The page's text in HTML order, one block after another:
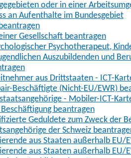
oder in einer
an Aufenthalte im Bundesgebiet
Gesellschaft beantragen
Psychotherapeut,
Auszubildenden und
aus Drittstaaten - ICT-
Beschäftigte (Nicht-EU/EWR)
- Mobiler-ICT-
beantragen
Geduldete zum Zweck der
der Schweiz
aus Staaten außerhalb EU/
aus Staaten außerhalb EU/